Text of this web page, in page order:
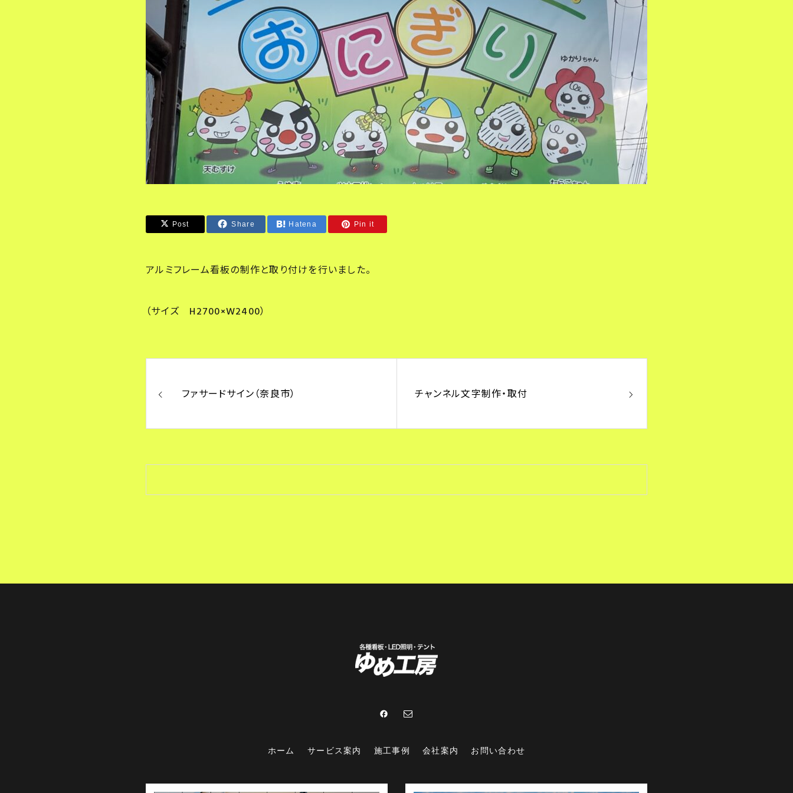
Post Share Hatena Pin it
アルミフレーム看板の制作と取り付けを行いました。
（サイズ H2700×W2400）
ファサードサイン（奈良市） チャンネル文字制作・取付
ホーム サービス案内 施工事例 会社案内 お問い合わせ